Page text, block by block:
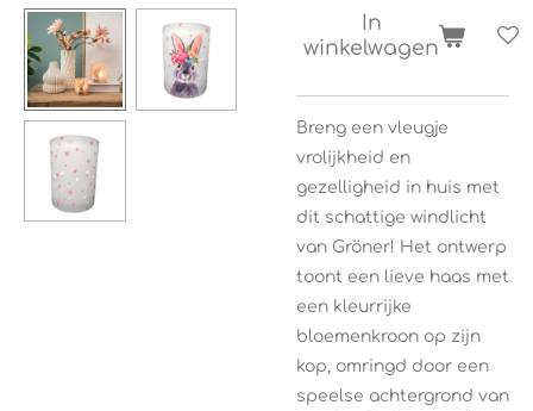
In
winkelwagen
Breng een vleugje
vrolijkheid en
gezelligheid in huis met
dit schattige windlicht
van Gröner! Het ontwerp
toont een lieve haas met
een kleurrijke
bloemenkroon op zijn
kop, omringd door een
speelse achtergrond van